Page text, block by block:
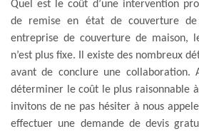
Quel est le coût d’une intervention
de remise en état de couverture
entreprise de couverture de maison,
n’est plus fixe. Il existe des nombreux
avant de conclure une collaboration.
déterminer le coût le plus raisonnable
invitons de ne pas hésiter à nous
effectuer une demande de devis